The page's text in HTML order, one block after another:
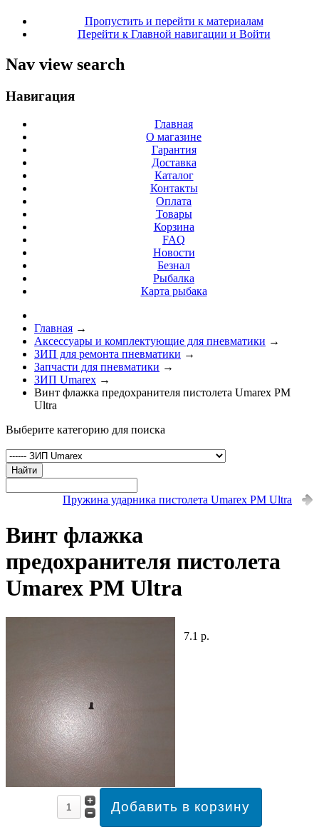
Пропустить и перейти к материалам
Перейти к Главной навигации и Войти
Nav view search
Навигация
Главная
О магазине
Гарантия
Доставка
Каталог
Контакты
Оплата
Товары
Корзина
FAQ
Новости
Безнал
Рыбалка
Карта рыбака
Главная →
Аксессуары и комплектующие для пневматики →
ЗИП для ремонта пневматики →
Запчасти для пневматики →
ЗИП Umarex →
Винт флажка предохранителя пистолета Umarex PM
Ultra
Выберите категорию для поиска
Найти
Пружина ударника пистолета Umarex PM Ultra
Винт флажка
предохранителя пистолета
Umarex PM Ultra
7.1 р.